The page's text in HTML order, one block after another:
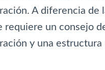
A diferencia de
requiere un consejo
y una estructura